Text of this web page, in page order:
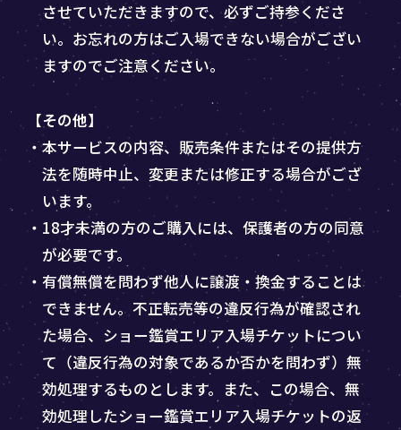
させていただきますので、必ずご持参くださ
い。お忘れの方はご入場できない場合がござい
ますのでご注意ください。
【その他】
・本サービスの内容、販売条件またはその提供方
法を随時中止、変更または修正する場合がござ
います。
・18才未満の方のご購入には、保護者の方の同意
が必要です。
・有償無償を問わず他人に譲渡・換金することは
できません。不正転売等の違反行為が確認され
た場合、ショー鑑賞エリア入場チケットについ
て（違反行為の対象であるか否かを問わず）無
効処理するものとします。また、この場合、無
効処理したショー鑑賞エリア入場チケットの返